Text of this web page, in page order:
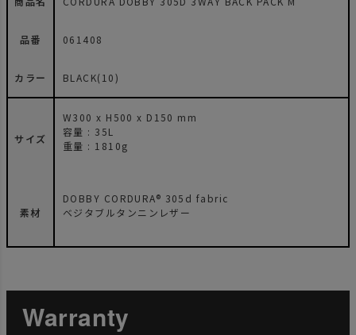
品番 061408
カラー BLACK(10)
サイズ
W300 x H500 x D150 mm
容量 : 35L
重量 : 1810g
素材
DOBBY CORDURA® 305d fabric
ベジタブルタンニンレザー
Warranty